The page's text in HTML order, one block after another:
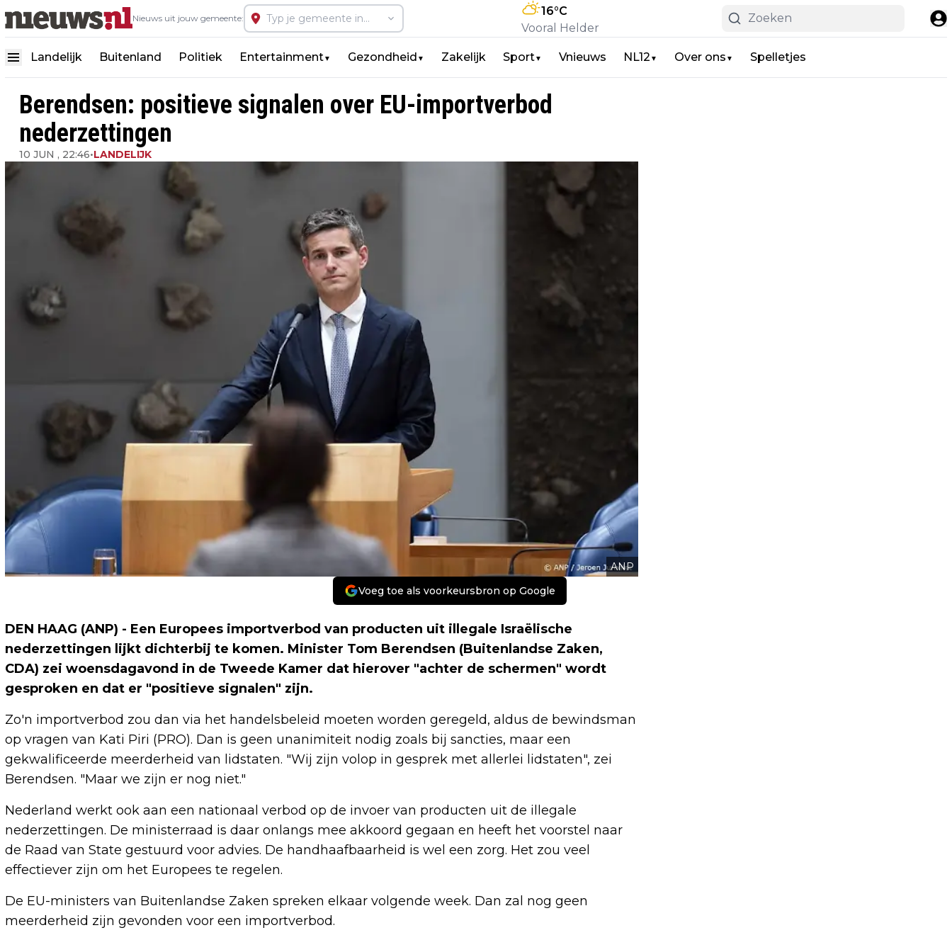
Nieuws uit jouw gemeente:
16°C
Vooral Helder
Landelijk Buitenland Politiek Entertainment▼ Gezondheid ▼ Zakelijk Sport▼ Vnieuws NL12 ▼ Over ons ▼ Spelletjes
Berendsen: positieve signalen over EU-importverbod
nederzettingen
10 JUN , 22:46•LANDELIJK
ANP
Voeg toe als voorkeursbron op Google
DEN HAAG (ANP) - Een Europees importverbod van producten uit illegale Israëlische
nederzettingen lijkt dichterbij te komen. Minister Tom Berendsen (Buitenlandse Zaken,
CDA) zei woensdagavond in de Tweede Kamer dat hierover "achter de schermen" wordt
gesproken en dat er "positieve signalen" zijn.
Zo'n importverbod zou dan via het handelsbeleid moeten worden geregeld, aldus de bewindsman
op vragen van Kati Piri (PRO). Dan is geen unanimiteit nodig zoals bij sancties, maar een
gekwalificeerde meerderheid van lidstaten. "Wij zijn volop in gesprek met allerlei lidstaten", zei
Berendsen. "Maar we zijn er nog niet."
Nederland werkt ook aan een nationaal verbod op de invoer van producten uit de illegale
nederzettingen. De ministerraad is daar onlangs mee akkoord gegaan en heeft het voorstel naar
de Raad van State gestuurd voor advies. De handhaafbaarheid is wel een zorg. Het zou veel
effectiever zijn om het Europees te regelen.
De EU-ministers van Buitenlandse Zaken spreken elkaar volgende week. Dan zal nog geen
meerderheid zijn gevonden voor een importverbod.